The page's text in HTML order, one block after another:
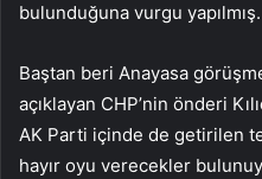
bulunduğuna vurgu yapılmış.
Baştan beri Anayasa
açıklayan CHP’nin önderi
AK Parti içinde de getirilen
hayır oyu verecekler